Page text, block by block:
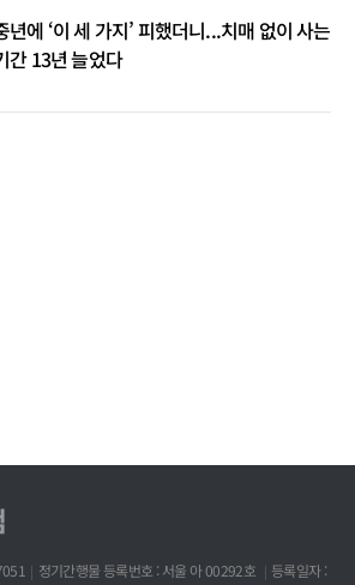
년에 ‘이 세 가지’ 피했더니...치매 없이 사는
간 13년 늘었다
정기간행물 등록번호 : 서울 아 00292호
등록일자 :